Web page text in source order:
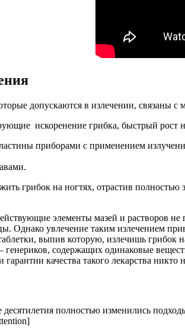
допускаются в излечении, связаны
искоренение грибка, быстрый рост
приборами с применением
грибок на ногтях, отрастив
элементы мазей и растворов
Однако увлечение таким излечением
выпив которую, излечишь грибок
генериков, содержащих одинаковые
качества такого лекарства никто
полностью изменились